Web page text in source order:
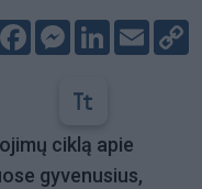
FacebookMessenger
LinkedIn
Email
ciklą apie
gyvenusius,